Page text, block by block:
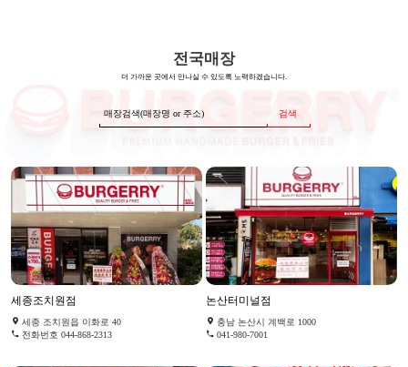
전국매장
더 가까운 곳에서 만나실 수 있도록 노력하겠습니다.
검색
세종조치원점
세종 조치원읍 이화로 40
전화번호 044-868-2313
논산터미널점
충남 논산시 계백로 1000
041-980-7001